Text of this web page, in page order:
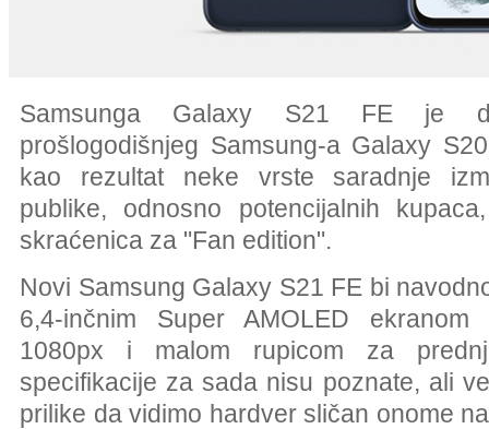
Samsunga Galaxy S21 FE je
prošlogodišnjeg Samsung-a Galaxy
kao rezultat neke vrste saradnje
publike, odnosno potencijalnih
skraćenica za "Fan edition".
Novi Samsung Galaxy S21 FE bi
6,4-inčnim Super AMOLED
1080px i malom rupicom za
specifikacije za sada nisu poznate, ali
prilike da vidimo hardver sličan onome